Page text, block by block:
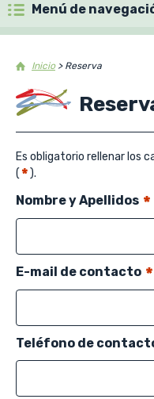
Menú de
Inicio> Reserva
Es obligatorio rellenar los
(*).
Nombre y Apellidos *
E-mail de contacto *
Teléfono de